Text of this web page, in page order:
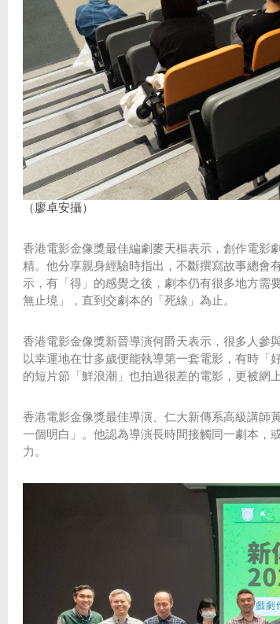
（廖卓安攝）
香港電影金像獎最佳編劇麥天樞表示，創作電影
精。他分享親身經驗時指出，不斷撰寫故事總會
示，有「得」的感覺之後，劇本仍有很多地方需
無止境」，直到交劇本的「死線」為止。
香港電影金像獎新晉導演何爵天表示，很多人參
以幸運地在廿多歲便能執導第一套電影，有時「
的短片節「鮮浪潮」也拍過很差的電影，更被網
香港電影金像獎最佳導演、仁大新傳系高級講師
一個明白」。他認為導演長時間接觸同一劇本，
力。